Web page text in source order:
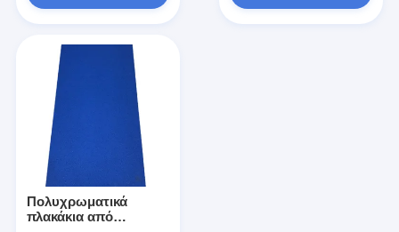
Πολυχρωματικά
πλακάκια από